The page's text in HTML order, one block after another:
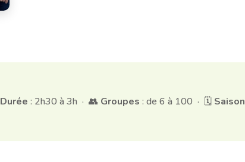
Durée : 2h30 à 3h · 👥 Groupes : de 6 à 100 · 🗓️ Saison